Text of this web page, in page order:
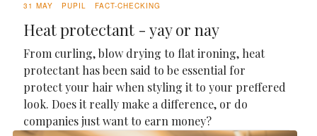
31 MAY PUPIL FACT-CHECKING
Heat protectant - yay or nay
From curling, blow drying to flat ironing, heat
protectant has been said to be essential for
protect your hair when styling it to your preffered
look. Does it really make a difference, or do
companies just want to earn money?